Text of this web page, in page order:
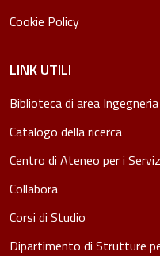
Cookie Policy
LINK UTILI
Biblioteca di area Ingegneria
Catalogo della ricerca
Centro di Ateneo per i
Collabora
Corsi di Studio
Dipartimento di Strutture